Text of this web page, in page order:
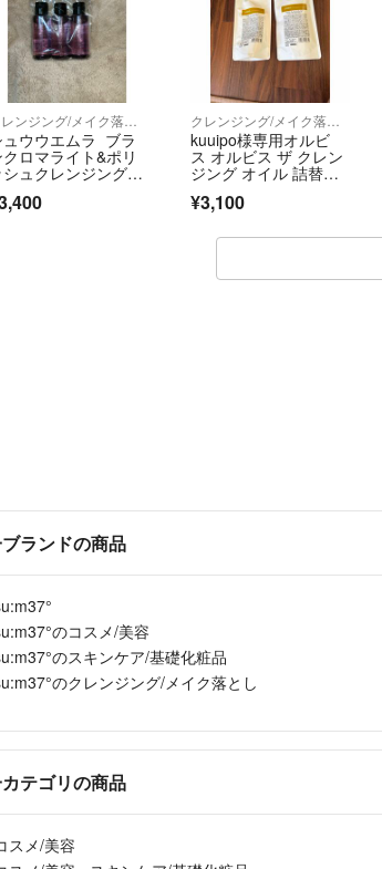
ュウウエムラ ブラ
クロマライト&ポリ
シュクレンジングオ
kuuipo様専用オルビ
ス オルビス ザ クレン
ジング オイル 詰替え/
¥3,100
ランドの商品
のコスメ/美容
のスキンケア/基礎化粧品
のクレンジング/メイク落とし
テゴリの商品
スメ/美容